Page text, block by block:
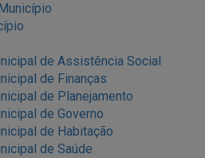
de Assistência Social
de Finanças
de Planejamento
de Governo
de Habitação
de Saúde